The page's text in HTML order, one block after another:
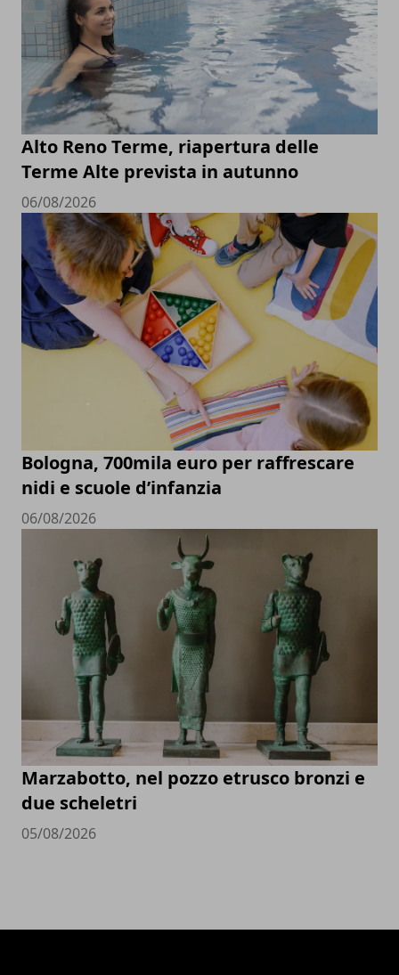
Alto Reno Terme, riapertura delle
Terme Alte prevista in autunno
06/08/2026
Bologna, 700mila euro per raffrescare
nidi e scuole d’infanzia
06/08/2026
Marzabotto, nel pozzo etrusco bronzi e
due scheletri
05/08/2026